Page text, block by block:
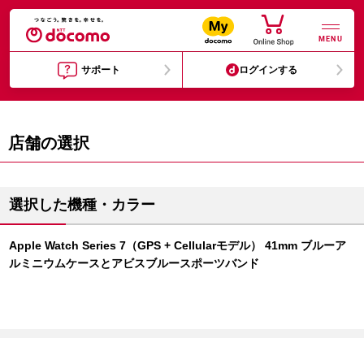
MENU
サポート ログインする
店舗の選択
選択した機種・カラー
Apple Watch Series 7（GPS + Cellularモデル） 41mm ブルーア
ルミニウムケースとアビスブルースポーツバンド